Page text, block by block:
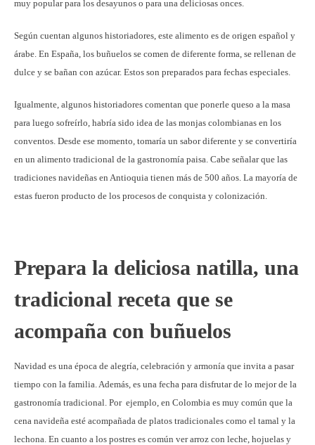
muy popular para los desayunos o para una deliciosas onces.
Según cuentan algunos historiadores, este alimento es de origen español y
árabe. En España, los buñuelos se comen de diferente forma, se rellenan de
dulce y se bañan con azúcar. Estos son preparados para fechas especiales.
Igualmente, algunos historiadores comentan que ponerle queso a la masa
para luego sofreírlo, habría sido idea de las monjas colombianas en los
conventos. Desde ese momento, tomaría un sabor diferente y se convertiría
en un alimento tradicional de la gastronomía paisa. Cabe señalar que las
tradiciones navideñas en Antioquia tienen más de 500 años. La mayoría de
estas fueron producto de los procesos de conquista y colonización.
Prepara la deliciosa natilla, una
tradicional receta que se
acompaña con buñuelos
Navidad es una época de alegría, celebración y armonía que invita a pasar
tiempo con la familia. Además, es una fecha para disfrutar de lo mejor de la
gastronomía tradicional. Por ejemplo, en Colombia es muy común que la
cena navideña esté acompañada de platos tradicionales como el tamal y la
lechona. En cuanto a los postres es común ver arroz con leche, hojuelas y